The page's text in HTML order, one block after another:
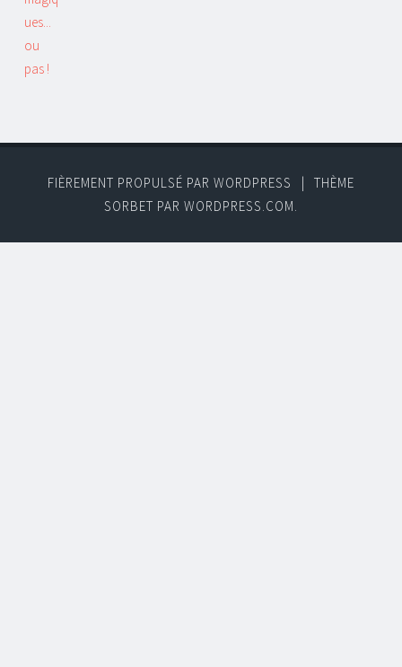
FIÈREMENT PROPULSÉ PAR WORDPRESS |
THÈME
SORBET PAR WORDPRESS.COM